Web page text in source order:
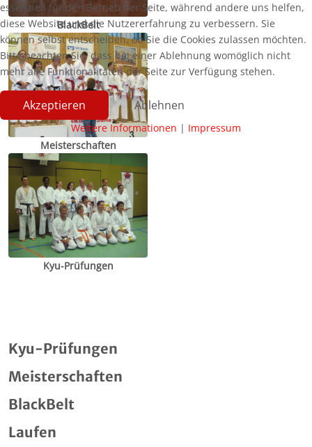
BlackBelt
Meisterschaften
Kyu-Prüfungen
Kyu-Prüfungen
Meisterschaften
BlackBelt
Laufen
essenziell für den Betrieb der Seite, während andere uns helfen,
diese Website und die Nutzererfahrung zu verbessern. Sie
können selbst entscheiden, ob Sie die Cookies zulassen möchten.
Bitte beachten Sie, dass bei einer Ablehnung womöglich nicht
mehr alle Funktionalitäten der Seite zur Verfügung stehen.
Akzeptieren Ablehnen
Weitere Informationen | Impressum